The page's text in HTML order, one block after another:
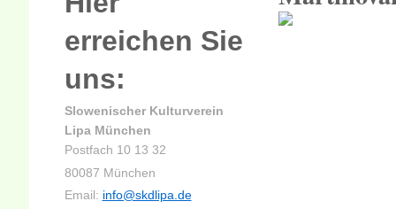
erreichen Sie
uns:
Slowenischer Kulturverein
Lipa München
Postfach 10 13 32
80087 München
Email: info@skdlipa.de